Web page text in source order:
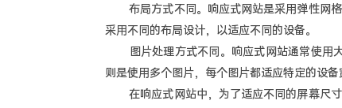
布局方式不同。响应式网站是采用弹性网格
采用不同的布局设计，以适应不同的设备。
图片处理方式不同。响应式网站通常使用
则是使用多个图片，每个图片都适应特定的设备
在响应式网站中，为了适应不同的屏幕尺寸